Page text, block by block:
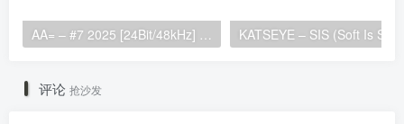
AA= – #7 2025 [24Bit/48kHz] [Hi-Res Flac 696MB]
评论 抢沙发